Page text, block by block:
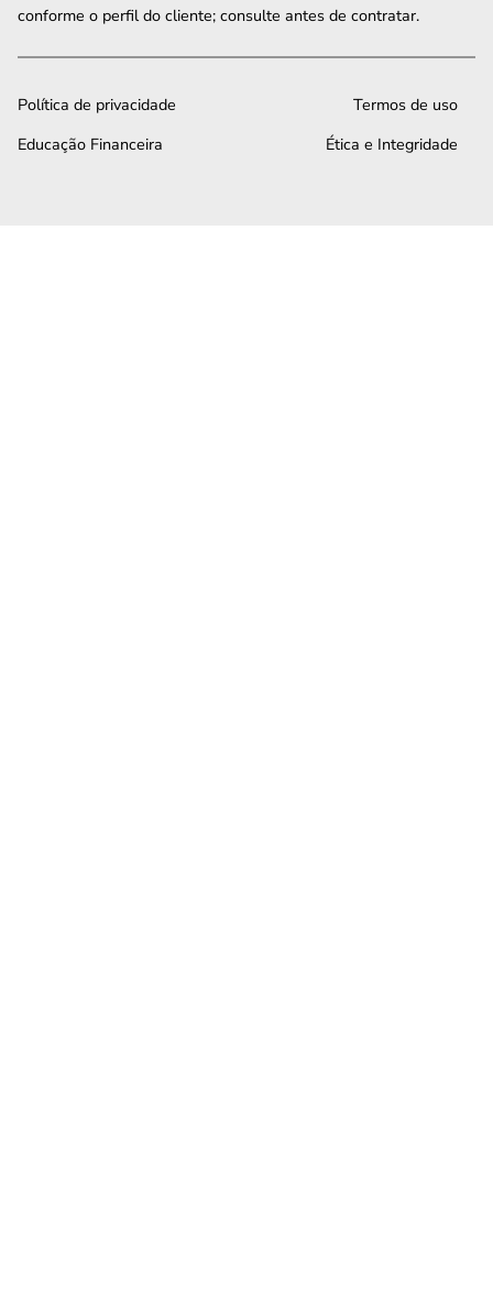
conforme o perfil do cliente; consulte antes de contratar.
Política de privacidade
Termos de uso
Educação Financeira
Ética e Integridade